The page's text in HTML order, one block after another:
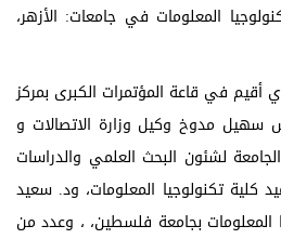
المعلومات في جامعات: الأزهر،
أقيم في قاعة المؤتمرات الكبرى بمركز
سهيل مدوخ وكيل وزارة الاتصالات و
لشئون البحث العلمي والدراسات
كلية تكنولوجيا المعلومات، ود. سعيد
المعلومات بجامعة فلسطين، ، وعدد من